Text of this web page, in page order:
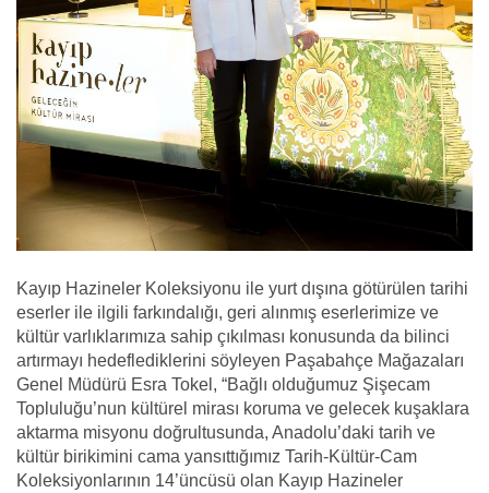
Kayıp Hazineler Koleksiyonu ile yurt dışına götürülen tarihi
eserler ile ilgili farkındalığı, geri alınmış eserlerimize ve
kültür varlıklarımıza sahip çıkılması konusunda da bilinci
artırmayı hedeflediklerini söyleyen Paşabahçe Mağazaları
Genel Müdürü Esra Tokel, “Bağlı olduğumuz Şişecam
Topluluğu’nun kültürel mirası koruma ve gelecek kuşaklara
aktarma misyonu doğrultusunda, Anadolu’daki tarih ve
kültür birikimini cama yansıttığımız Tarih-Kültür-Cam
Koleksiyonlarının 14’üncüsü olan Kayıp Hazineler